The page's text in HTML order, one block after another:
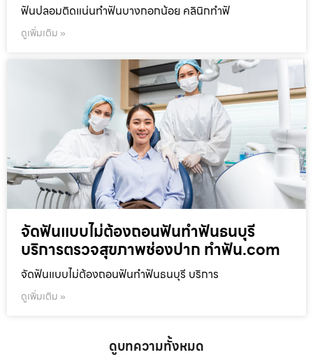
ฟันปลอมติดแน่นทำฟันบางกอกน้อย คลินิกทำฟั
ดูเพิ่มเติม »
จัดฟันแบบไม่ต้องถอนฟันทำฟันธนบุรี
บริการตรวจสุขภาพช่องปาก ทำฟัน.com
จัดฟันแบบไม่ต้องถอนฟันทำฟันธนบุรี บริการ
ดูเพิ่มเติม »
ดูบทความทั้งหมด